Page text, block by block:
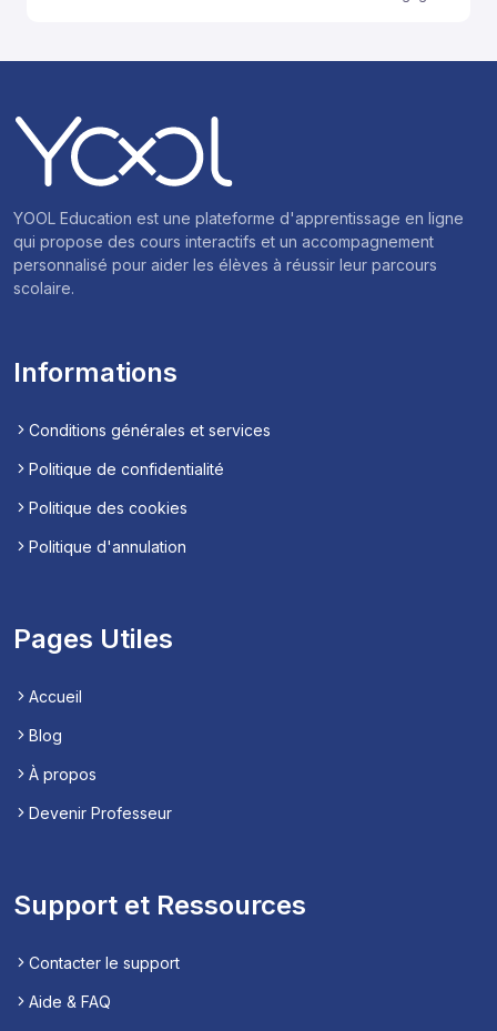
YOOL Education est une plateforme d'apprentissage en ligne
qui propose des cours interactifs et un accompagnement
personnalisé pour aider les élèves à réussir leur parcours
scolaire.
Informations
Conditions générales et services
Politique de confidentialité
Politique des cookies
Politique d'annulation
Pages Utiles
Accueil
Blog
À propos
Devenir Professeur
Support et Ressources
Contacter le support
Aide & FAQ